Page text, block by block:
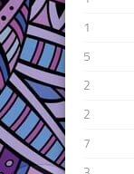
1
5
2
2
7